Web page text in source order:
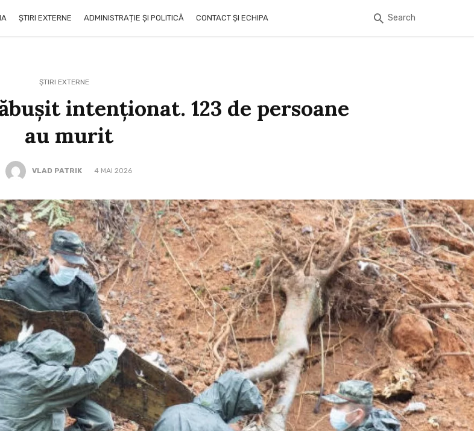
ȘTIRI EXTERNE ADMINISTRAȚIE ȘI POLITICĂ CONTACT ȘI ECHIPA Search
ȘTIRI EXTERNE
intenționat. 123 de persoane
au murit
VLAD PATRIK 4 MAI 2026